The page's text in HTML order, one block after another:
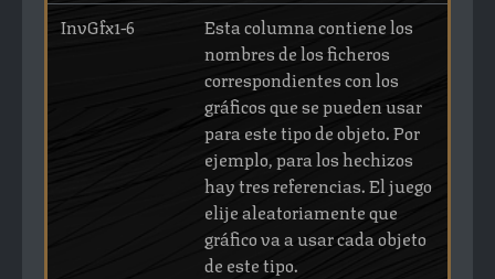
InvGfx1-6
Esta columna contiene los
nombres de los ficheros
correspondientes con los
gráficos que se pueden usar
para este tipo de objeto. Por
ejemplo, para los hechizos
hay tres referencias. El juego
elije aleatoriamente que
gráfico va a usar cada objeto
de este tipo.